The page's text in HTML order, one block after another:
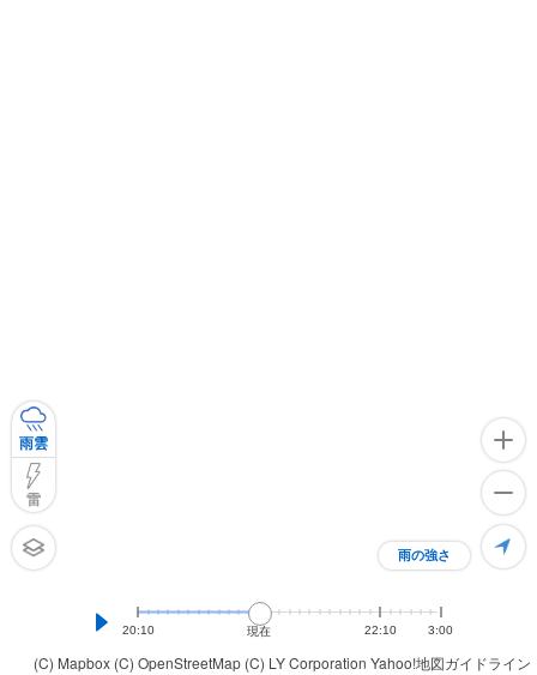
(C) Mapbox (C) OpenStreetMap (C) LY Corporation Yahoo!地図ガイドライン
雨の強さ
雨雲
雷
20:10 現在 22:10 3:00